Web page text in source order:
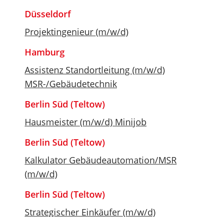
Düsseldorf
Projektingenieur (m/w/d)
Hamburg
Assistenz Standortleitung (m/w/d)
MSR-/Gebäudetechnik
Berlin Süd (Teltow)
Hausmeister (m/w/d) Minijob
Berlin Süd (Teltow)
Kalkulator Gebäudeautomation/MSR
(m/w/d)
Berlin Süd (Teltow)
Strategischer Einkäufer (m/w/d)